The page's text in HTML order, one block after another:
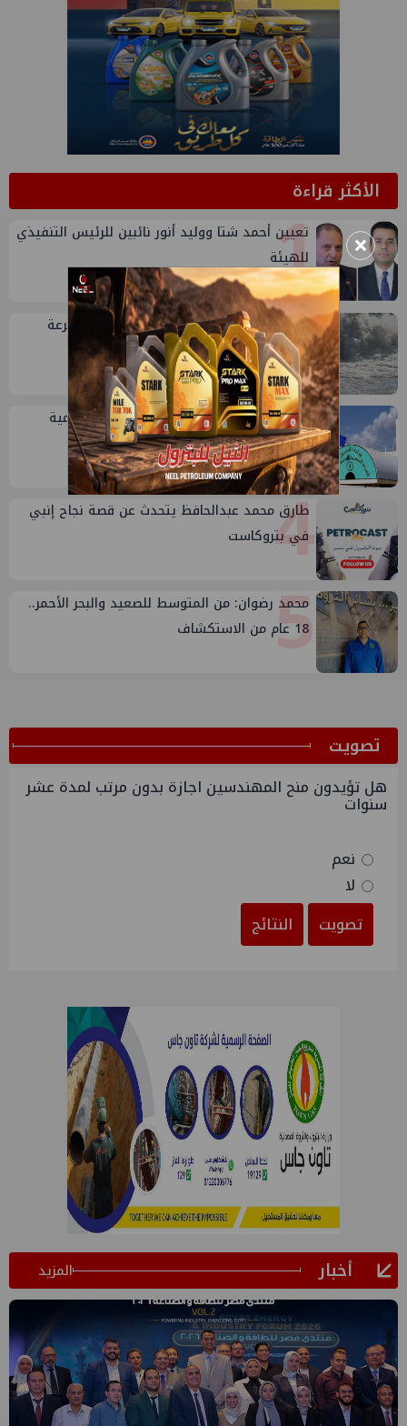
الأكثر قراءة1
تعيين أحمد شتا ووليد أنور نائبين للرئيس التنفيذي
للهيئة
2
تاون جاس تسيطر علي كسر ماسورة في ترعة
الإسماعيلية
3
خلال أيام: انطلاق ماراثون الجمعيات العمومية
لشركات قطاع البترول
4
طارق محمد عبدالحافظ يتحدث عن قصة نجاح إنبي
في بتروكاست
5
محمد رضوان: من المتوسط للصعيد والبحر الأحمر..
18 عام من الاستكشاف
ﺗﺼﻮﻳﺖ
هل تؤيدون منح المهندسين اجازة بدون مرتب لمدة عشر
سنوات
نعم
لا
تصويت
النتائج
أخبار المزيد
×